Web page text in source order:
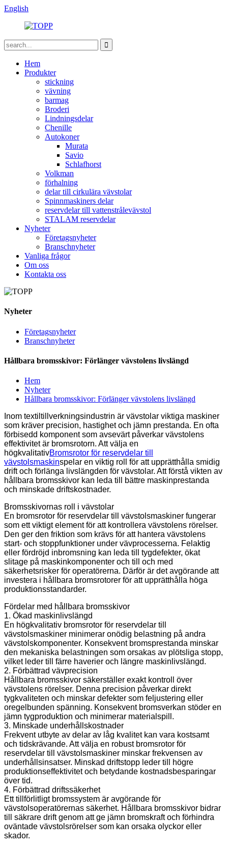
English
Hem
Produkter
stickning
vävning
barmag
Broderi
Lindningsdelar
Chenille
Autokoner
Murata
Savio
Schlafhorst
Volkman
förhalning
delar till cirkulära vävstolar
Spinnmaskiners delar
reservdelar till vattenstrålevävstol
STALAM reservdelar
Nyheter
Företagsnyheter
Branschnyheter
Vanliga frågor
Om oss
Kontakta oss
Nyheter
Företagsnyheter
Branschnyheter
Hållbara bromsskivor: Förlänger vävstolens livslängd
Hem
Nyheter
Hållbara bromsskivor: Förlänger vävstolens livslängd
Inom textiltillverkningsindustrin är vävstolar viktiga maskiner
som kräver precision, hastighet och jämn prestanda. En ofta
förbisedd komponent som avsevärt påverkar vävstolens
effektivitet är bromsrotorn. Att välja en
högkvalitativBromsrotor för reservdelar till
vävstolsmaskinspelar en viktig roll för att upprätthålla smidig
drift och förlänga livslängden för vävstolar. Att förstå vikten av
hållbara bromsskivor kan leda till bättre maskinprestanda
och minskade driftskostnader.
Bromsskivornas roll i vävstolar
En bromsrotor för reservdelar till vävstolsmaskiner fungerar
som ett viktigt element för att kontrollera vävstolens rörelser.
Den ger den friktion som krävs för att hantera vävstolens
start- och stoppfunktioner under vävprocesserna. Felaktig
eller fördröjd inbromsning kan leda till tygdefekter, ökat
slitage på maskinkomponenter och till och med
säkerhetsrisker för operatörerna. Därför är det avgörande att
investera i hållbara bromsrotorer för att upprätthålla höga
produktionsstandarder.
Fördelar med hållbara bromsskivor
1. Ökad maskinlivslängd
En högkvalitativ bromsrotor för reservdelar till
vävstolsmaskiner minimerar onödig belastning på andra
vävstolskomponenter. Konsekvent bromsprestanda minskar
den mekaniska belastningen som orsakas av plötsliga stopp,
vilket leder till färre haverier och längre maskinlivslängd.
2. Förbättrad vävprecision
Hållbara bromsskivor säkerställer exakt kontroll över
vävstolens rörelser. Denna precision påverkar direkt
tygkvaliteten och minskar defekter som feljustering eller
oregelbunden spänning. Konsekvent bromsverkan stöder en
jämn tygproduktion och minimerar materialspill.
3. Minskade underhållskostnader
Frekvent utbyte av delar av låg kvalitet kan vara kostsamt
och tidskrävande. Att välja en robust bromsrotor för
reservdelar till vävstolsmaskiner minskar frekvensen av
underhållsinsatser. Minskad driftstopp leder till högre
produktionseffektivitet och betydande kostnadsbesparingar
över tid.
4. Förbättrad driftssäkerhet
Ett tillförlitligt bromssystem är avgörande för
vävstolsoperatörernas säkerhet. Hållbara bromsskivor bidrar
till säkrare drift genom att ge jämn bromskraft och förhindra
oväntade vävstolsrörelser som kan orsaka olyckor eller
skador.